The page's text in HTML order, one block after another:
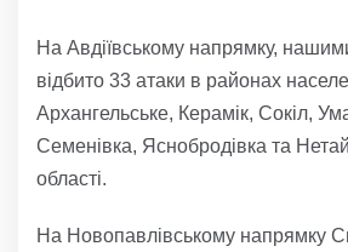
На Авдіївському напрямку,
відбито 33 атаки в районах
Архангельське, Керамік, Сокіл,
Семенівка, Яснобродівка та
області.
На Новопавлівському напрямку